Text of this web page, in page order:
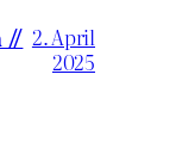
// 2. April
2025